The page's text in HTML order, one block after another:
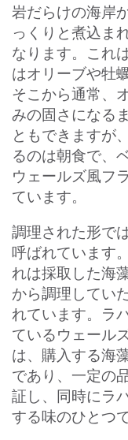
岩だらけの海岸
っくりと煮込ま
なります。これ
はオリーブや牡
そこから通常、
みの固さになる
ともできますが
るのは朝食で、
ウェールズ風フ
ています。
調理された形で
呼ばれています
れは採取した海
から調理してい
れています。ラ
ているウェール
は、購入する海
であり、一定の
証し、同時にラ
する味のひとつ